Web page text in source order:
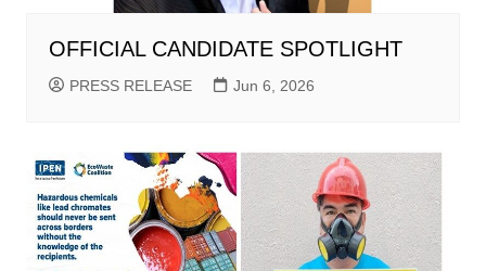
OFFICIAL CANDIDATE SPOTLIGHT
PRESS RELEASE Jun 6, 2026